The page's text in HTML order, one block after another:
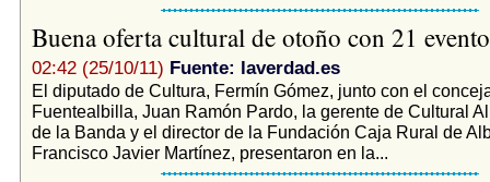
Buena oferta cultural de otoño con 21
02:42 (25/10/11) Fuente: laverdad.es
El diputado de Cultura, Fermín Gómez, junto con el
Fuentealbilla, Juan Ramón Pardo, la gerente de Cultural
de la Banda y el director de la Fundación Caja Rural de
Francisco Javier Martínez, presentaron en la...